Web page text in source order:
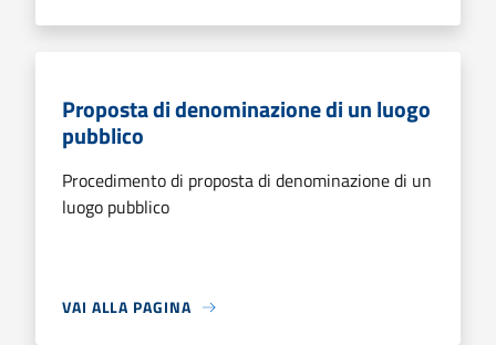
Proposta di denominazione di un luogo
pubblico
Procedimento di proposta di denominazione di un
luogo pubblico
VAI ALLA PAGINA